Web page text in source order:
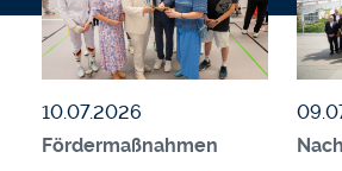
Veröffentlicht am
10.07.2026
Fördermaßnahmen